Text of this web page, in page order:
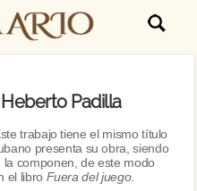
Padilla
trabajo tiene el mismo título
presenta su obra, siendo
componen, de este modo
el libro Fuera del juego.